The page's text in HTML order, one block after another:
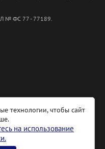
ЭЛ № ФС 77 - 77189.
технологии, чтобы сайт
на использование